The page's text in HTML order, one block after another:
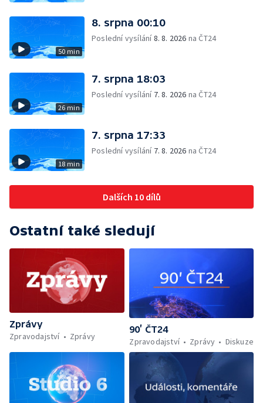
50 min
8. srpna 00:10
Poslední vysílání8. 8. 2026 na ČT24
26 min
7. srpna 18:03
Poslední vysílání 7. 8. 2026 na ČT24
18 min
7. srpna 17:33
Poslední vysílání 7. 8. 2026 na ČT24
Dalších 10 dílů
Ostatní také sledují
Zprávy
Zpravodajství
Zprávy
90’ ČT24
Zpravodajství
Zprávy Diskuze